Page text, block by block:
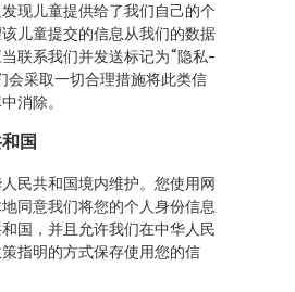
现儿童提供给了我们自己的个
儿童提交的信息从我们的数据
联系我们并发送标记为“隐私-
会采取一切合理措施将此类信
消除。
国
民共和国境内维护。您使用网
同意我们将您的个人身份信息
国，并且允许我们在中华人民
指明的方式保存使用您的信